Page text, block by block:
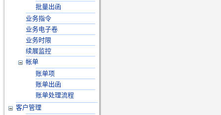
批量出函
业务指令
业务电子卷
业务时限
续展监控
帐单
账单项
账单出函
账单处理流程
客户管理